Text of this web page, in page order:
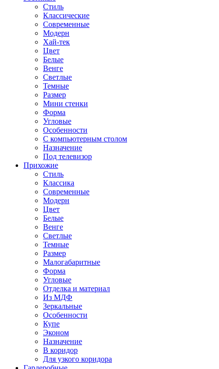
Стиль
Классические
Современные
Модерн
Хай-тек
Цвет
Белые
Венге
Светлые
Темные
Размер
Мини стенки
Форма
Угловые
Особенности
С компьютерным столом
Назначение
Под телевизор
Прихожие
Стиль
Классика
Современные
Модерн
Цвет
Белые
Венге
Светлые
Темные
Размер
Малогабаритные
Форма
Угловые
Отделка и материал
Из МДФ
Зеркальные
Особенности
Купе
Эконом
Назначение
В коридор
Для узкого коридора